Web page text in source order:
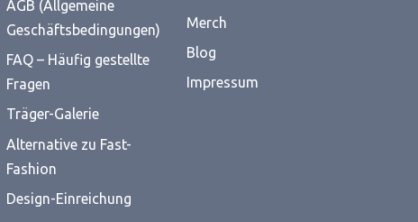
AGB (Allgemeine
Geschäftsbedingungen)
FAQ – Häufig gestellte
Fragen
Träger-Galerie
Alternative zu Fast-
Fashion
Design-Einreichung
Merch
Blog
Impressum